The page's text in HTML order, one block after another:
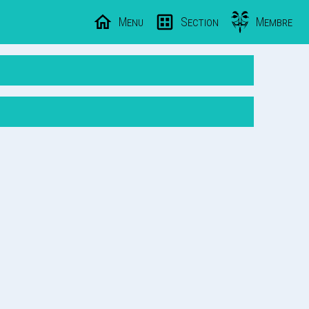
Menu Section Membre